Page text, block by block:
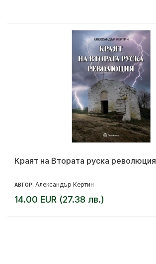
Краят на Втората руска революция
АВТОР: Александър Кертин
14.00 EUR (27.38 лв.)